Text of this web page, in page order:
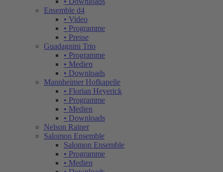
Ensemble d4
• Video
• Programme
• Presse
Guadagnini Trio
• Programme
• Medien
• Downloads
Mannheimer Hofkapelle
• Florian Heyerick
• Programme
• Medien
• Downloads
Nelson Rainer
Salomon Ensemble
Salomon Ensemble
• Programme
• Medien